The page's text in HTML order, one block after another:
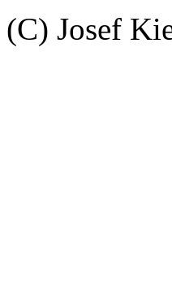
(C) Josef